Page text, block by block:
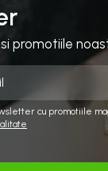
promotiile
cu promotiile